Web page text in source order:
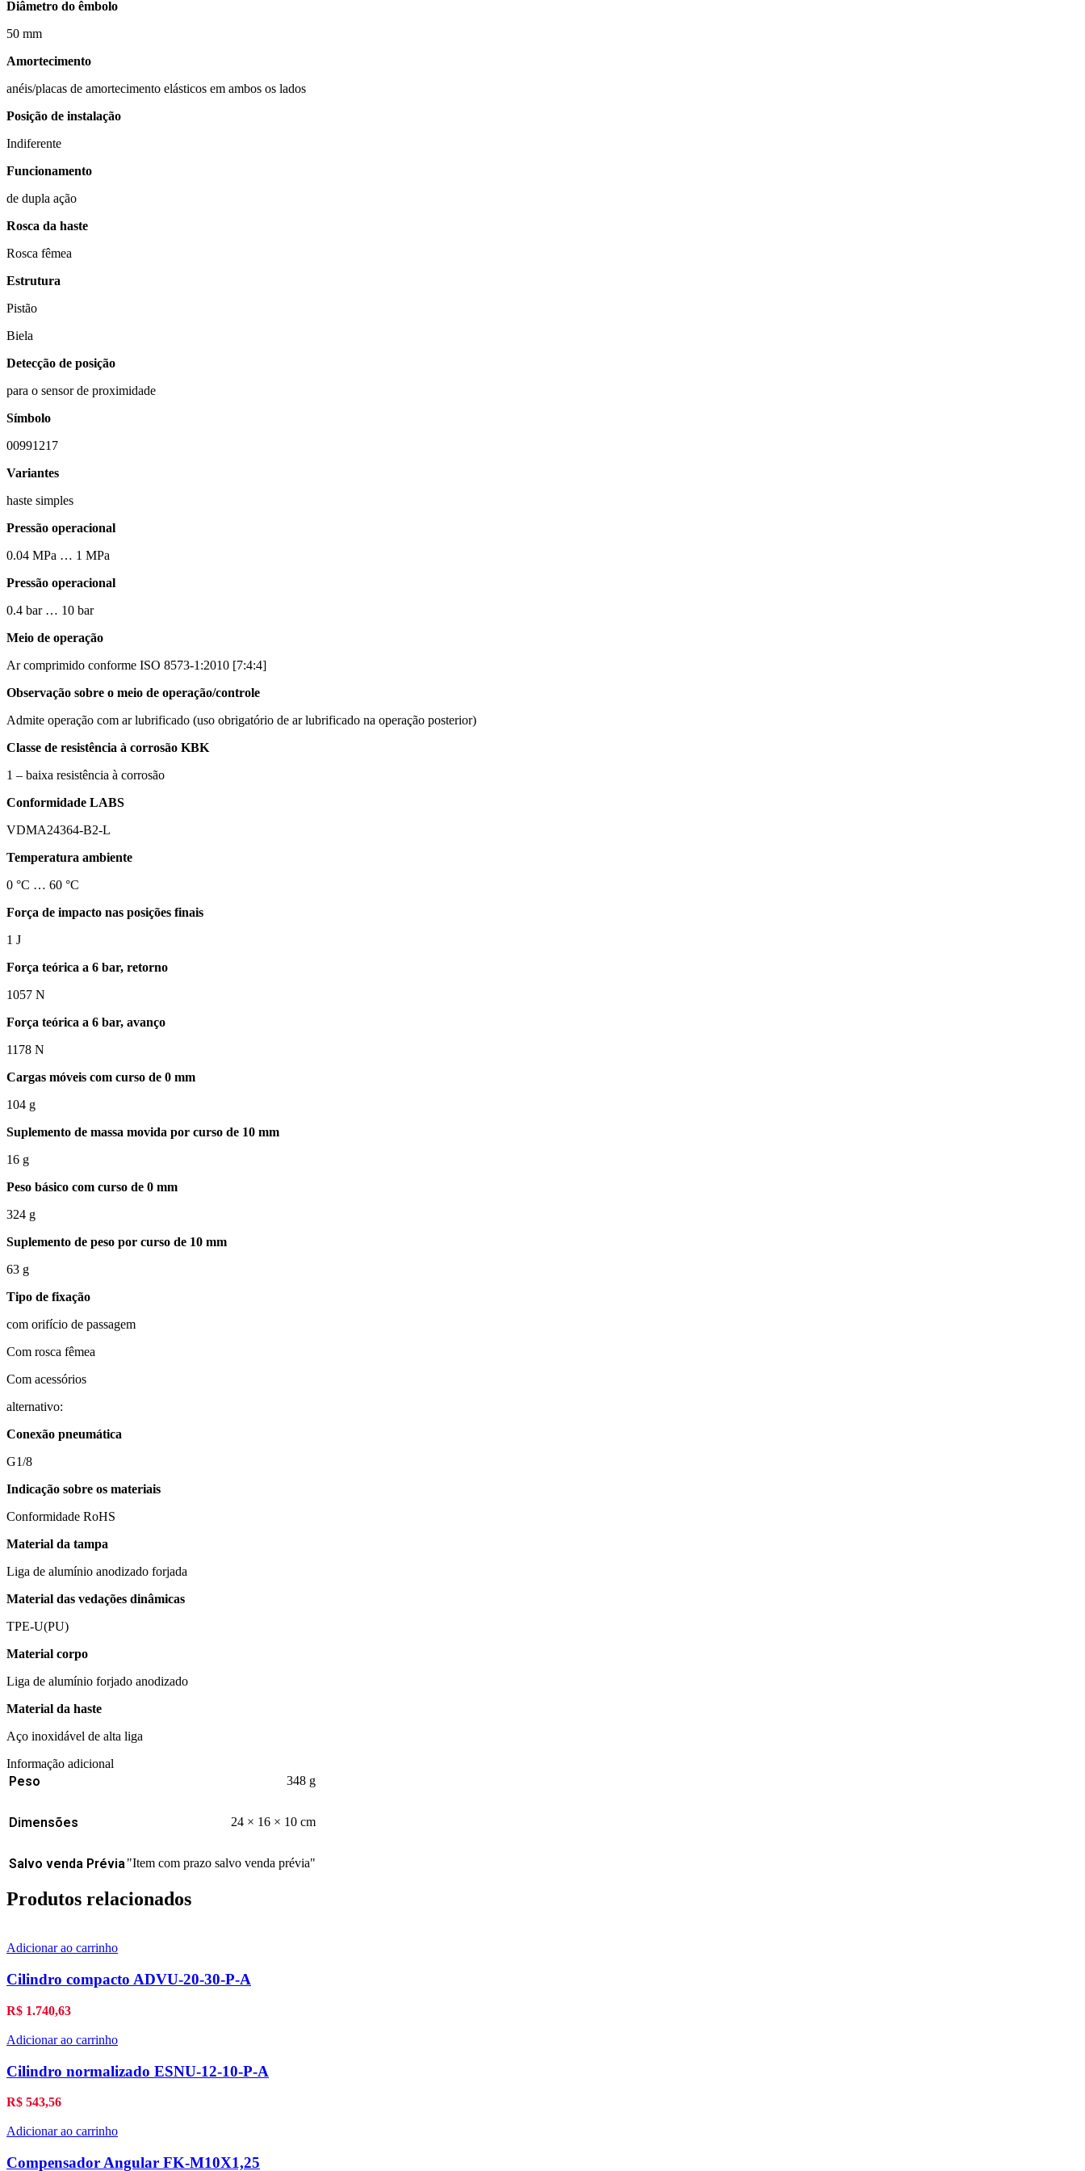
Diâmetro do êmbolo
50 mm
Amortecimento
anéis/placas de amortecimento elásticos em ambos os lados
Posição de instalação
Indiferente
Funcionamento
de dupla ação
Rosca da haste
Rosca fêmea
Estrutura
Pistão
Biela
Detecção de posição
para o sensor de proximidade
Símbolo
00991217
Variantes
haste simples
Pressão operacional
0.04 MPa … 1 MPa
Pressão operacional
0.4 bar … 10 bar
Meio de operação
Ar comprimido conforme ISO 8573-1:2010 [7:4:4]
Observação sobre o meio de operação/controle
Admite operação com ar lubrificado (uso obrigatório de ar lubrificado na operação posterior)
Classe de resistência à corrosão KBK
1 – baixa resistência à corrosão
Conformidade LABS
VDMA24364-B2-L
Temperatura ambiente
0 °C … 60 °C
Força de impacto nas posições finais
1 J
Força teórica a 6 bar, retorno
1057 N
Força teórica a 6 bar, avanço
1178 N
Cargas móveis com curso de 0 mm
104 g
Suplemento de massa movida por curso de 10 mm
16 g
Peso básico com curso de 0 mm
324 g
Suplemento de peso por curso de 10 mm
63 g
Tipo de fixação
com orifício de passagem
Com rosca fêmea
Com acessórios
alternativo:
Conexão pneumática
G1/8
Indicação sobre os materiais
Conformidade RoHS
Material da tampa
Liga de alumínio anodizado forjada
Material das vedações dinâmicas
TPE-U(PU)
Material corpo
Liga de alumínio forjado anodizado
Material da haste
Aço inoxidável de alta liga
Informação adicional
Peso 348 g
Dimensões 24 × 16 × 10 cm
Salvo venda Prévia "Item com prazo salvo venda prévia"
Produtos relacionados
Adicionar ao carrinho
Cilindro compacto ADVU-20-30-P-A
R$ 1.740,63
Adicionar ao carrinho
Cilindro normalizado ESNU-12-10-P-A
R$ 543,56
Adicionar ao carrinho
Compensador Angular FK-M10X1,25